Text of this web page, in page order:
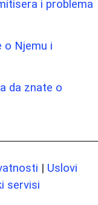
i problema
o Njemu i
da znate o
| Uslovi
servisi